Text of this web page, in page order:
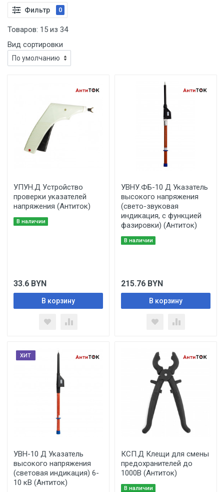
Фильтр 0
Товаров: 15 из 34
Вид сортировки
УПУН.Д Устройство
проверки указателей
напряжения (Антиток)
В наличии
33.6 BYN
В корзину
УВНУ.ФБ-10 Д Указатель
высокого напряжения
(свето-звуковая
индикация, с функцией
фазировки) (Антиток)
В наличии
215.76 BYN
В корзину
ХИТ
УВН-10 Д Указатель
высокого напряжения
(световая индикация) 6-
10 кВ (Антиток)
КСП.Д Клещи для смены
предохранителей до
1000В (Антиток)
В наличии